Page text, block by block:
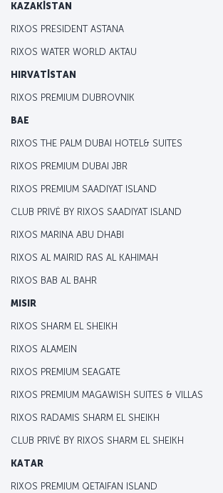
KAZAKİSTAN
RIXOS PRESIDENT ASTANA
RIXOS WATER WORLD AKTAU
HIRVATİSTAN
RIXOS PREMIUM DUBROVNIK
BAE
RIXOS THE PALM DUBAI HOTEL& SUITES
RIXOS PREMIUM DUBAI JBR
RIXOS PREMIUM SAADIYAT ISLAND
CLUB PRIVĖ BY RIXOS SAADIYAT ISLAND
RIXOS MARINA ABU DHABI
RIXOS AL MAIRID RAS AL KAHIMAH
RIXOS BAB AL BAHR
MISIR
RIXOS SHARM EL SHEIKH
RIXOS ALAMEIN
RIXOS PREMIUM SEAGATE
RIXOS PREMIUM MAGAWISH SUITES & VILLAS
RIXOS RADAMIS SHARM EL SHEIKH
CLUB PRIVĖ BY RIXOS SHARM EL SHEIKH
KATAR
RIXOS PREMIUM QETAIFAN ISLAND